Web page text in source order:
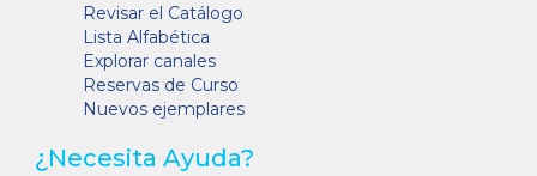
Revisar el Catálogo
Lista Alfabética
Explorar canales
Reservas de Curso
Nuevos ejemplares
¿Necesita Ayuda?